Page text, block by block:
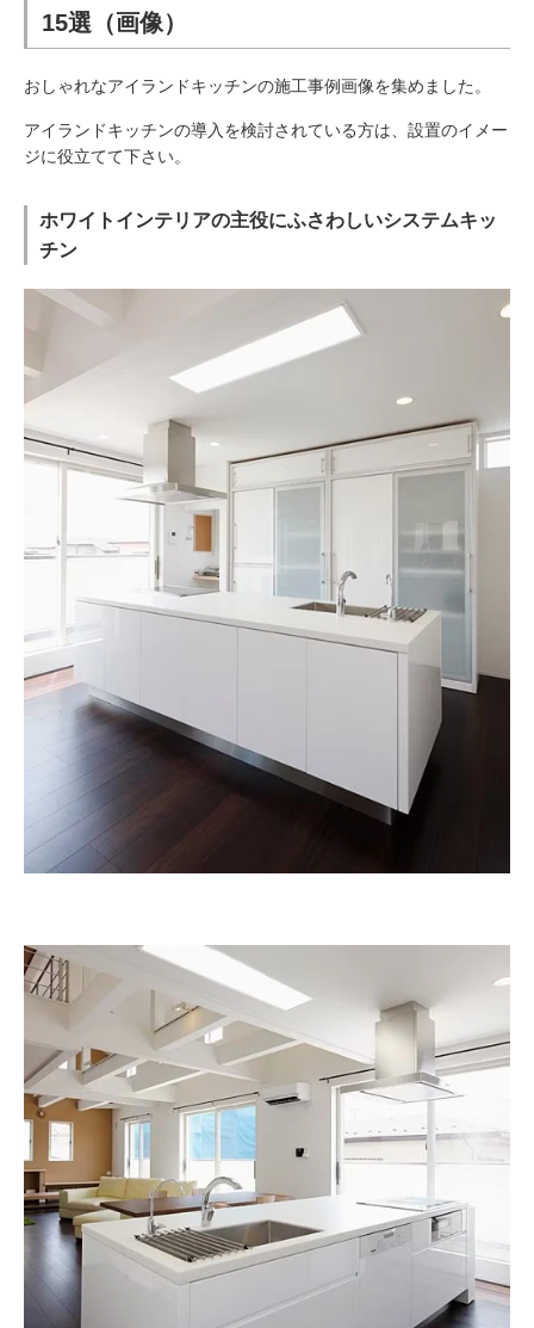
15選（画像）
おしゃれなアイランドキッチンの施工事例画像を集めました。
アイランドキッチンの導入を検討されている方は、設置のイメー
ジに役立てて下さい。
ホワイトインテリアの主役にふさわしいシステムキッ
チン